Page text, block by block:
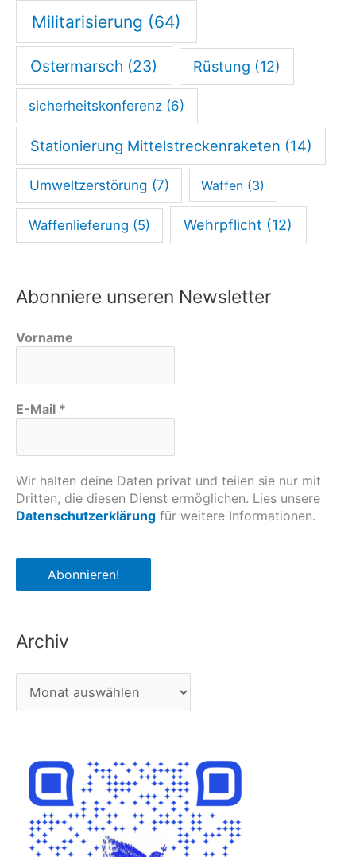
Militarisierung (64)
Ostermarsch (23) Rüstung (12)
sicherheitskonferenz (6)
Stationierung Mittelstreckenraketen (14)
Umweltzerstörung (7) Waffen (3)
Waffenlieferung (5) Wehrpflicht (12)
Abonniere unseren Newsletter
Vorname
E-Mail *
Wir halten deine Daten privat und teilen sie nur mit
Dritten, die diesen Dienst ermöglichen. Lies unsere
Datenschutzerklärung für weitere Informationen.
Archiv
r